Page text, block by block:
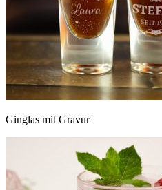
Ginglas mit Gravur